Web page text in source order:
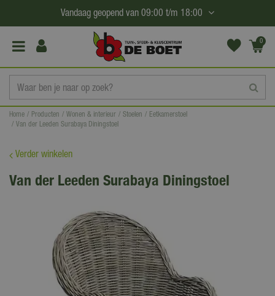
a
Home Producten Wonen & interieur Stoelen
Eetkamerstoel
Van der Leeden Surabaya Diningstoel
Vandaag geopend van 09:00 t/m 18:00
0
(€0,
Verder winkelen
Van der Leeden Surabaya Diningstoel